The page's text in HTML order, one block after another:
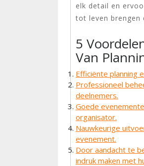
elk detail en
tot leven brengen
5
Van
Efficiënte planning
Professioneel
deelnemers.
Goede
organisator.
Nauwkeurige
evenement.
Door aandacht te
indruk maken met